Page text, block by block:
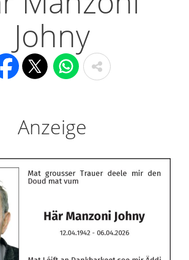
Johny
Anzeige